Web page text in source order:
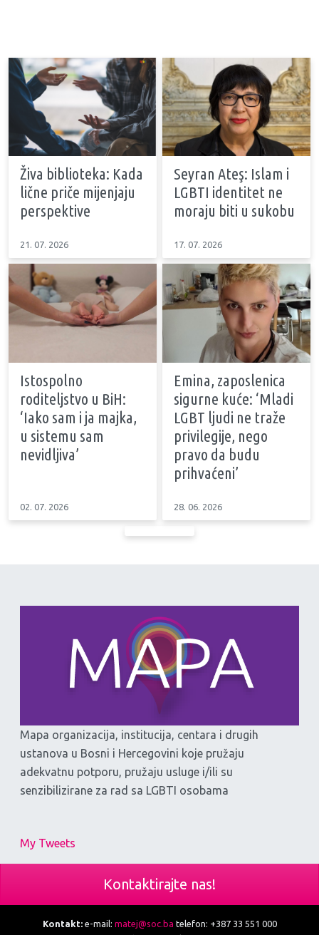
Živa biblioteka: Kada
lične priče mijenjaju
perspektive
21. 07. 2026
Seyran Ateş: Islam i
LGBTI identitet ne
moraju biti u sukobu
17. 07. 2026
Istospolno
roditeljstvo u BiH:
‘Iako sam i ja majka,
u sistemu sam
nevidljiva’
02. 07. 2026
Emina, zaposlenica
sigurne kuće: ‘Mladi
LGBT ljudi ne traže
privilegije, nego
pravo da budu
prihvaćeni’
28. 06. 2026
Mapa organizacija, institucija, centara i drugih
ustanova u Bosni i Hercegovini koje pružaju
adekvatnu potporu, pružaju usluge i/ili su
senzibilizirane za rad sa LGBTI osobama
My Tweets
Kontaktirajte nas!
Kontakt:e-mail: matej@soc.ba telefon: +387 33 551 000